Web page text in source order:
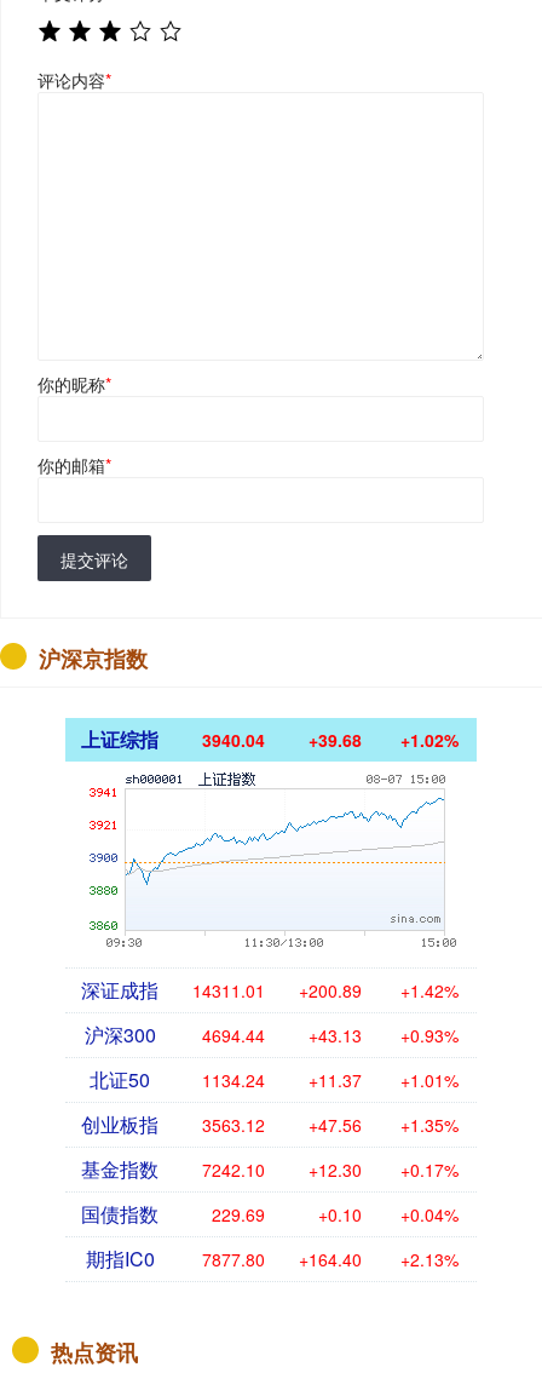
评论内容*
你的昵称*
你的邮箱*
提交评论
沪深京指数
上证综指 3940.04 +39.68 +1.02%
深证成指 14311.01 +200.89 +1.42%
沪深300 4694.44 +43.13 +0.93%
北证50 1134.24 +11.37 +1.01%
创业板指 3563.12 +47.56 +1.35%
基金指数 7242.10 +12.30 +0.17%
国债指数 229.69 +0.10 +0.04%
期指IC0 7877.80 +164.40 +2.13%
热点资讯